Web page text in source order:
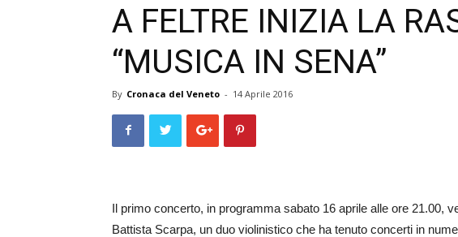
A FELTRE INIZIA LA
“MUSICA IN SENA”
By Cronaca del Veneto - 14 Aprile 2016
Il primo concerto, in programma sabato 16 aprile alle ore 21.00,
Battista Scarpa, un duo violinistico che ha tenuto concerti in